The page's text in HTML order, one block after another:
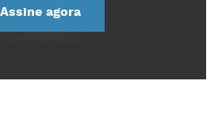
Assine agora